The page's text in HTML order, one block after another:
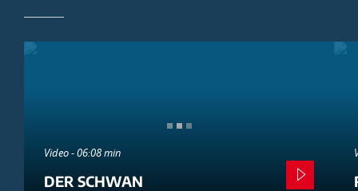
Video - 06:08 min
DER SCHWAN